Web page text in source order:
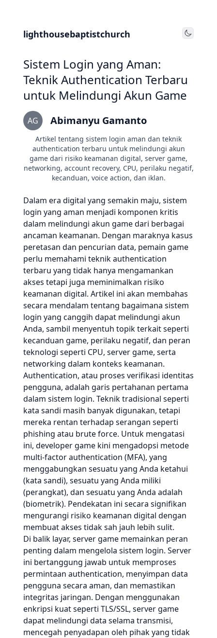
lighthousebaptistchurch Toggle
Sistem Login yang Aman:
Teknik Authentication Terbaru
untuk Melindungi Akun Game
AG Abimanyu Gamanto
Artikel tentang sistem login aman dan teknik
authentication terbaru untuk melindungi akun
game dari risiko keamanan digital, server game,
networking, account recovery, CPU, perilaku negatif,
kecanduan, voice action, dan iklan.
Dalam era digital yang semakin maju, sistem
login yang aman menjadi komponen kritis
dalam melindungi akun game dari berbagai
ancaman keamanan. Dengan maraknya kasus
peretasan dan pencurian data, pemain game
perlu memahami teknik authentication
terbaru yang tidak hanya mengamankan
akses tetapi juga meminimalkan risiko
keamanan digital. Artikel ini akan membahas
secara mendalam tentang bagaimana sistem
login yang canggih dapat melindungi akun
Anda, sambil menyentuh topik terkait seperti
kecanduan game, perilaku negatif, dan peran
teknologi seperti CPU, server game, serta
networking dalam konteks keamanan.
Authentication, atau proses verifikasi identitas
pengguna, adalah garis pertahanan pertama
dalam sistem login. Teknik tradisional seperti
kata sandi masih banyak digunakan, tetapi
mereka rentan terhadap serangan seperti
phishing atau brute force. Untuk mengatasi
ini, developer game kini mengadopsi metode
multi-factor authentication (MFA), yang
menggabungkan sesuatu yang Anda ketahui
(kata sandi), sesuatu yang Anda miliki
(perangkat), dan sesuatu yang Anda adalah
(biometrik). Pendekatan ini secara signifikan
mengurangi risiko keamanan digital dengan
membuat akses tidak sah jauh lebih sulit.
Di balik layar, server game memainkan peran
penting dalam mengelola sistem login. Server
ini bertanggung jawab untuk memproses
permintaan authentication, menyimpan data
pengguna secara aman, dan memastikan
integritas jaringan. Dengan menggunakan
enkripsi kuat seperti TLS/SSL, server game
dapat melindungi data selama transmisi,
mencegah penyadapan oleh pihak yang tidak